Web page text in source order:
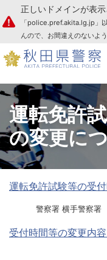
本文へ
正しいドメインが表
「police.pref.akita.lg.jp」
んので、お間違えのないよ
運転免許
の変更に
運転免許試験等の受
警察署 横手警察署
受付時間等の変更内